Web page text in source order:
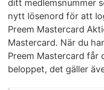
ditt medlemsnummer
nytt lösenord för att
Preem Mastercard
Mastercard. När du
Preem Mastercard får
beloppet, det gäller